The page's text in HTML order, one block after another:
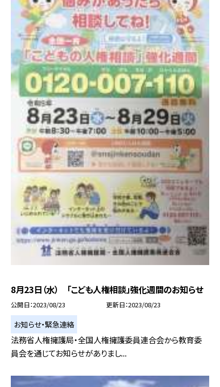
8月23日（水） 「こども人権相談」強化週間のお知らせ
公開日 2023/08/23 更新日 2023/08/23
お知らせ・緊急連絡
法務省人権擁護局・全国人権擁護委員連合会から教育委
員会を通じてお知らせがありまし...